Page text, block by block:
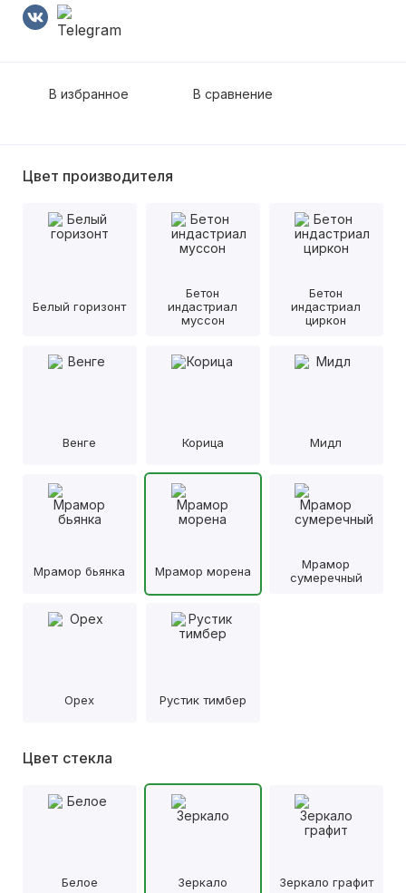
В избранное В сравнение
Цвет производителя
Белый горизонт
Бетон
индастриал
муссон
Бетон
индастриал
циркон
Венге Корица Мидл
Мрамор бьянка Мрамор морена
Мрамор
сумеречный
Орех Рустик тимбер
Цвет стекла
Белое Зеркало Зеркало графит